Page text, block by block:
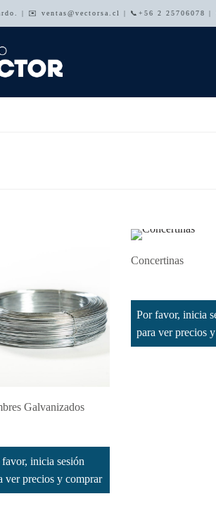
| ✉️ ventas@vectorsa.cl | 📞+56 2 25706078 |
Galvanizados
favor, inicia sesión
ver precios y comprar
Concertinas
Por favor, inicia
para ver precios